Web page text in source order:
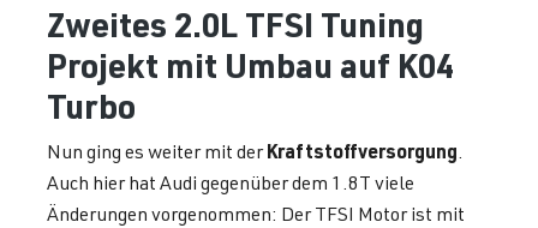
Zweites 2.0L TFSI Tuning
Projekt mit Umbau auf K04
Turbo
Nun ging es weiter mit derKraftstoffversorgung
Auch hier hat Audi gegenüber dem 1.8T viele
Änderungen vorgenommen: Der TFSI Motor ist mit